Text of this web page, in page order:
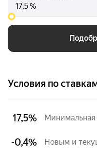
%
Условия по
17,5%
-0,4% Новым и